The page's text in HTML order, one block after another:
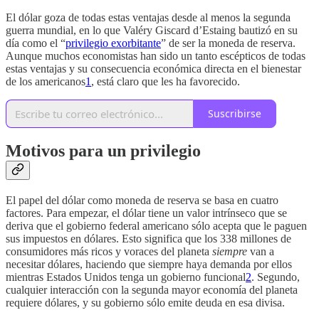
El dólar goza de todas estas ventajas desde al menos la segunda
guerra mundial, en lo que Valéry Giscard d’Estaing bautizó en su
día como el “privilegio exorbitante” de ser la moneda de reserva.
Aunque muchos economistas han sido un tanto escépticos de todas
estas ventajas y su consecuencia económica directa en el bienestar
de los americanos1 , está claro que les ha favorecido.
Suscribirse
Motivos para un privilegio
El papel del dólar como moneda de reserva se basa en cuatro
factores. Para empezar, el dólar tiene un valor intrínseco que se
deriva que el gobierno federal americano sólo acepta que le paguen
sus impuestos en dólares. Esto significa que los 338 millones de
consumidores más ricos y voraces del planeta siempre van a
necesitar dólares, haciendo que siempre haya demanda por ellos
mientras Estados Unidos tenga un gobierno funcional2. Segundo,
cualquier interacción con la segunda mayor economía del planeta
requiere dólares, y su gobierno sólo emite deuda en esa divisa.